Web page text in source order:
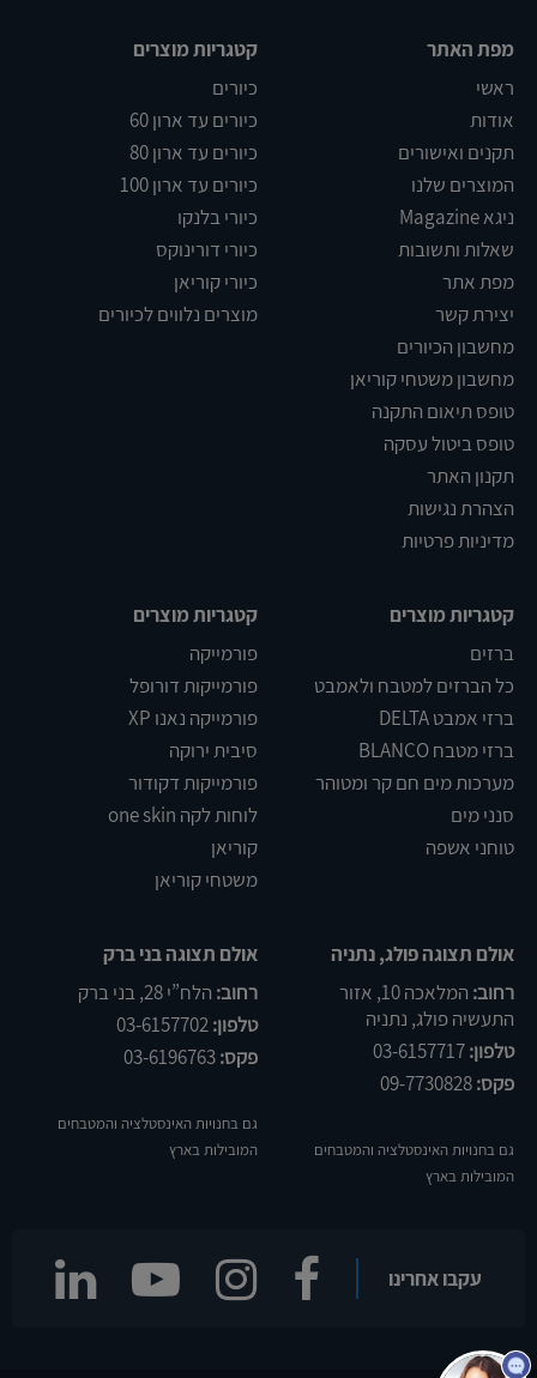
מפת האתר
ראשי
אודות
תקנים ואישורים
המוצרים שלנו
ניגא Magazine
שאלות ותשובות
מפת אתר
יצירת קשר
מחשבון הכיורים
מחשבון משטחי קוריאן
טופס תיאום התקנה
טופס ביטול עסקה
תקנון האתר
הצהרת נגישות
מדיניות פרטיות
קטגריות מוצרים
כיורים
כיורים עד ארון 60
כיורים עד ארון 80
כיורים עד ארון 100
כיורי בלנקו
כיורי דורינוקס
כיורי קוריאן
מוצרים נלווים לכיורים
קטגריות מוצרים
ברזים
כל הברזים למטבח ולאמבט
ברזי אמבט DELTA
ברזי מטבח BLANCO
מערכות מים חם קר ומטוהר
סנני מים
טוחני אשפה
קטגריות מוצרים
פורמייקה
פורמייקות דורופל
פורמייקה נאנו XP
סיבית ירוקה
פורמייקות דקודור
לוחות לקה one skin
קוריאן
משטחי קוריאן
אולם תצוגה פולג, נתניה
רחוב:
המלאכה 10, אזור
התעשיה פולג, נתניה
טלפון:03-6157717
פקס:
גם בחנויות האינסטלציה והמטבחים
המובילות בארץ
אולם תצוגה בני ברק
רחוב: הלח”י 28, בני ברק
טלפון:03-6157702
פקס:
גם בחנויות האינסטלציה והמטבחים
המובילות בארץ
עקבו אחרינו
צריך עזרה? התחל